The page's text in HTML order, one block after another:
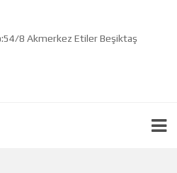
8 Akmerkez Etiler Beşiktaş